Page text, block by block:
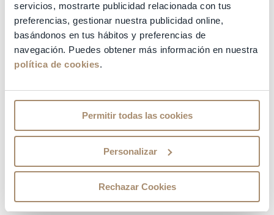
servicios, mostrarte publicidad relacionada con tus
preferencias, gestionar nuestra publicidad online,
basándonos en tus hábitos y preferencias de
navegación. Puedes obtener más información en nuestra
política de cookies.
Permitir todas las cookies
Personalizar
Rechazar Cookies